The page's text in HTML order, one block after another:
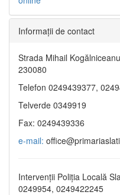
Informaţii de contact
Strada Mihail
230080
Telefon 0249439377,
Telverde 0349919
Fax: 0249439336
e-mail:
Intervenții Poliția Locală
0249954, 0249422245